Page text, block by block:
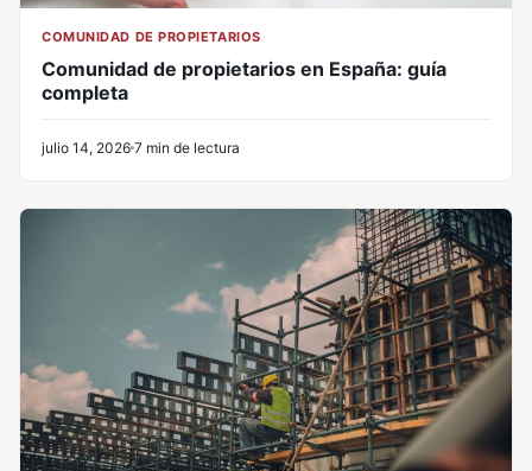
COMUNIDAD DE PROPIETARIOS
Comunidad de propietarios en España: guía
completa
julio 14, 2026 7 min de lectura